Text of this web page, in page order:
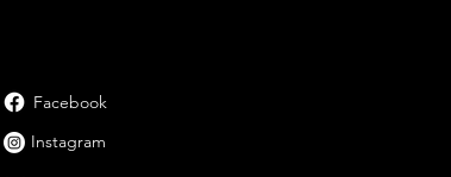
Instagram
Facebook